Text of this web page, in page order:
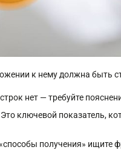
к нему должна быть
нет — требуйте
ключевой показатель,
получения» ищите